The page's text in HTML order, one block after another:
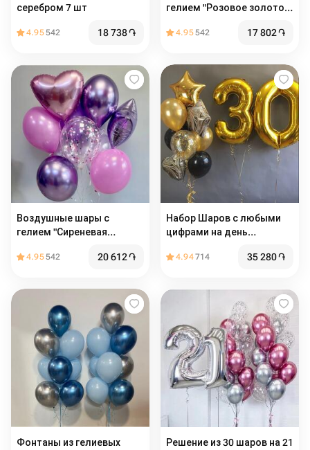
серебром 7 шт
4.95542 18 738֏
гелием "Розовое золото"
4.95542 17 802֏
Воздушные шары с
гелием "Сиреневая
4.95542 20 612֏
Набор Шаров с любыми
цифрами на день
4.94714 35 280֏
Фонтаны из гелиевых
Решение из 30 шаров на 21